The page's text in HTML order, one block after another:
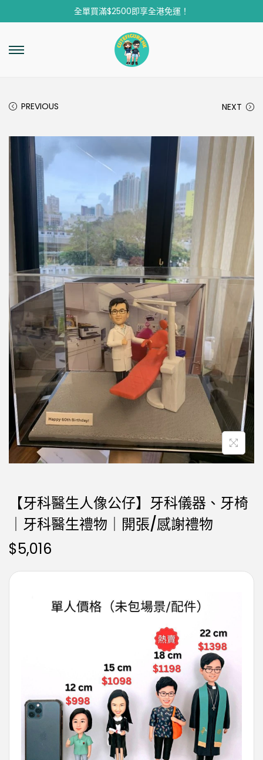
全單買滿$2500即享全港免運！
PREVIOUS NEXT
【牙科醫生人像公仔】牙科儀器、牙椅
｜牙科醫生禮物｜開張/感謝禮物
$5,016